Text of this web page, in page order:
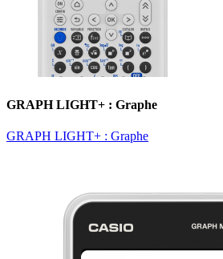
GRAPH LIGHT+ : Graphe
GRAPH LIGHT+ : Graphe